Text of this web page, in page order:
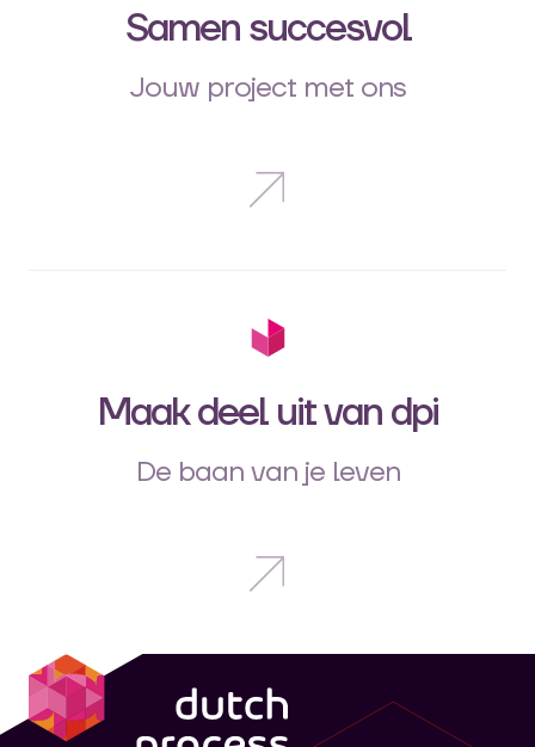
Samen succesvol
Jouw project met ons
Maak deel uit van dpi
De baan van je leven